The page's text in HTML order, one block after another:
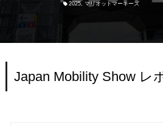
2025, マリオットマーキーズ
Japan Mobility Show レ